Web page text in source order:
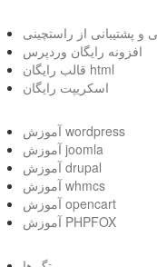
و پشتیبانی از راستچینی
افزونه رایگان وردپرس
قالب رایگان html
اسکریپت رایگان
آموزش wordpress
آموزش joomla
آموزش drupal
آموزش whmcs
آموزش opencart
آموزش PHPFOX